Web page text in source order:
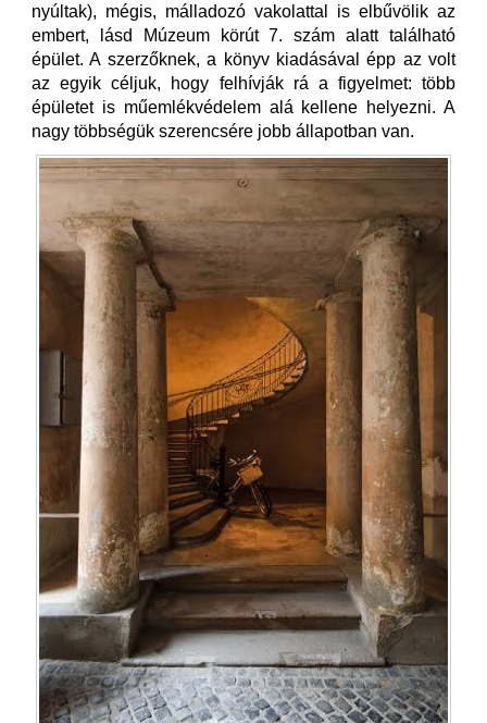
nyúltak), mégis, málladozó vakolattal is elbűvölik az
embert, lásd Múzeum körút 7. szám alatt található
épület. A szerzőknek, a könyv kiadásával épp az volt
az egyik céljuk, hogy felhívják rá a figyelmet: több
épületet is műemlékvédelem alá kellene helyezni. A
nagy többségük szerencsére jobb állapotban van.